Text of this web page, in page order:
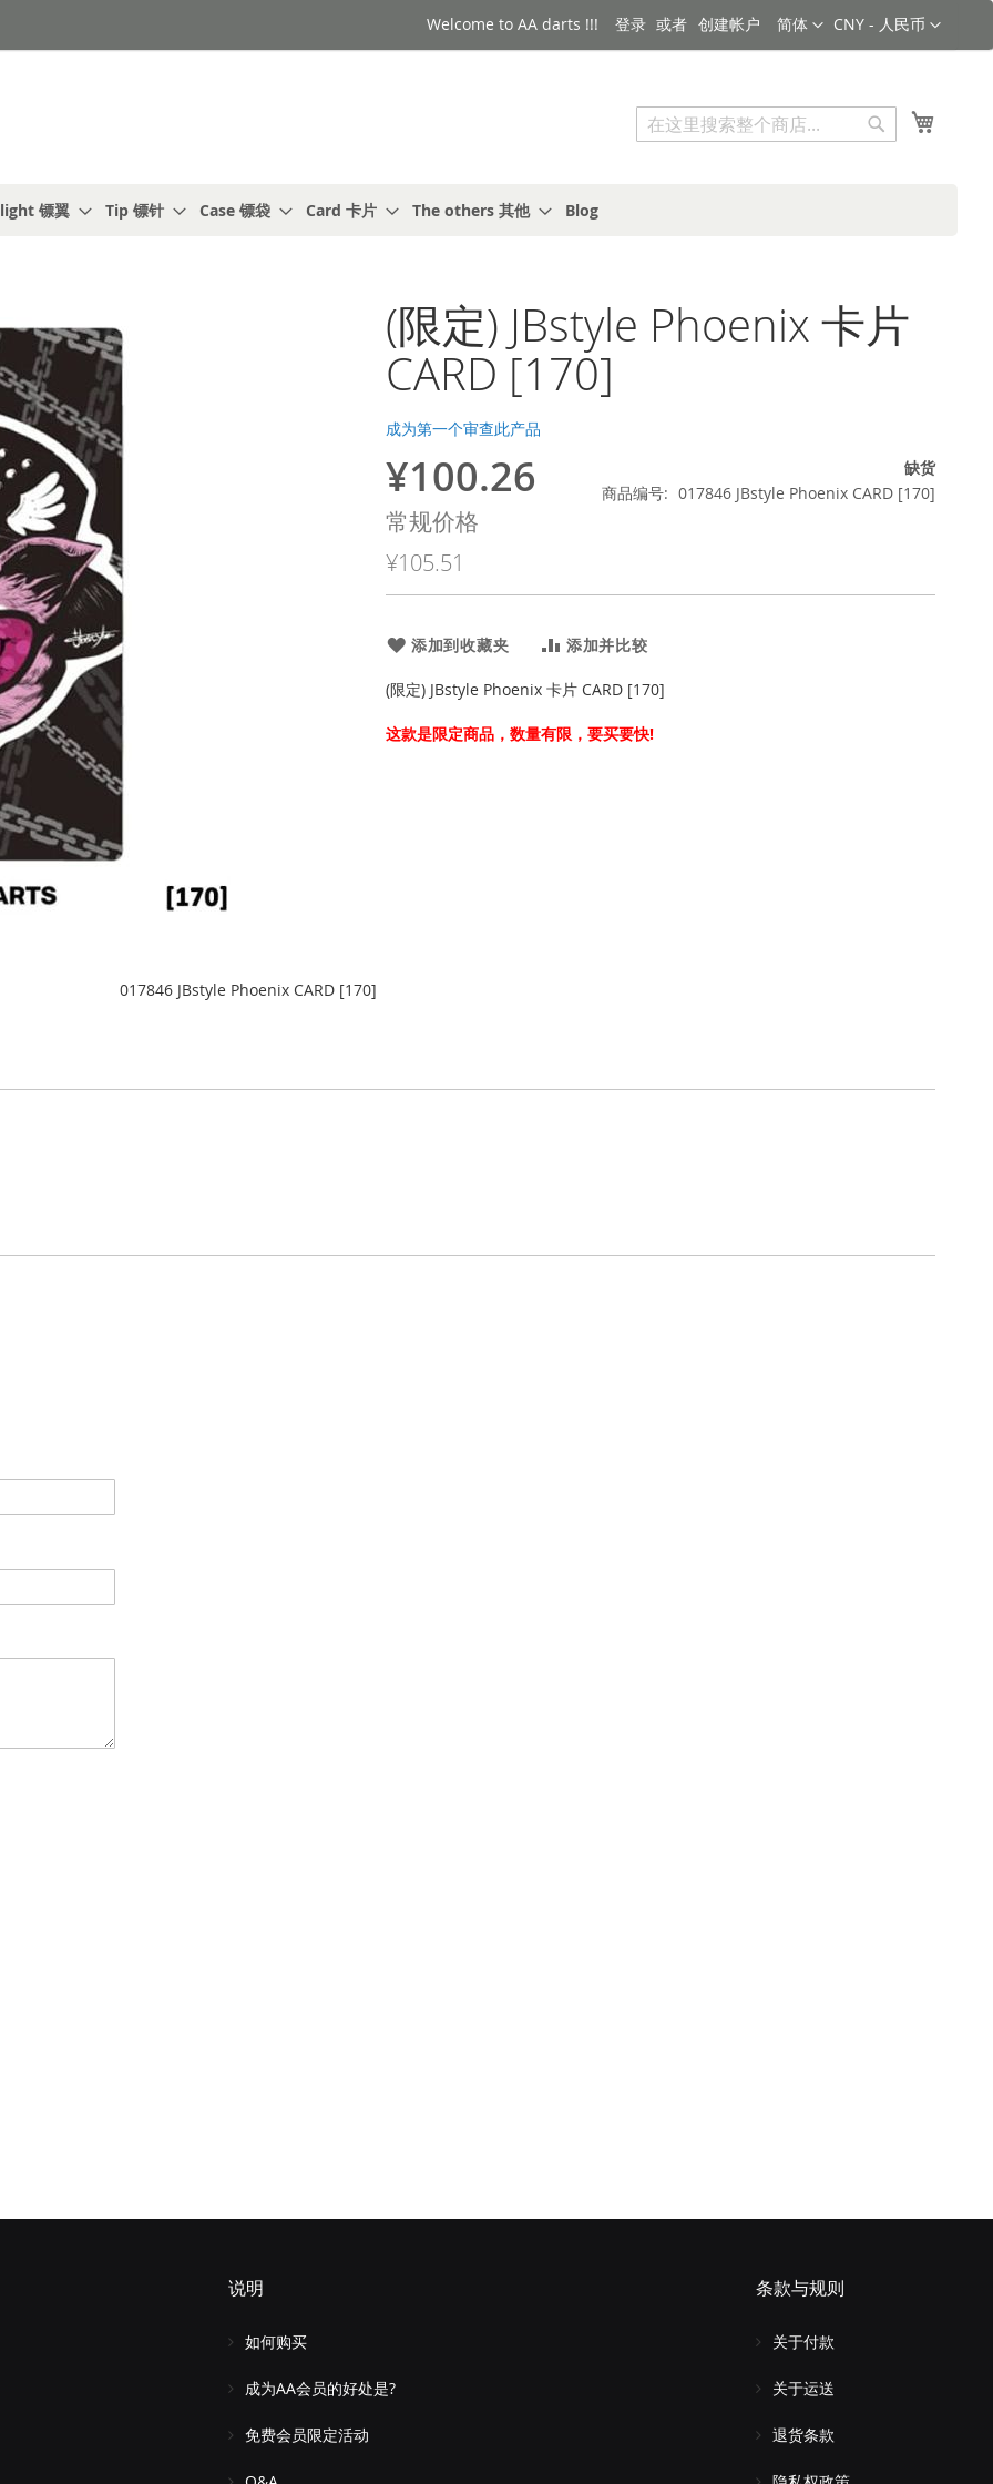
货币
CNY - 人民币
语言
简体
Welcome to AA darts !!! 登录 创建帐户
搜索
镖翼
Tip 镖针 Case 镖袋 Card 卡片 The others 其他 Blog
(限定) JBstyle Phoenix 卡片
CARD [170]
成为第一个审查此产品
特
殊
价
格
¥100.26
常规价格
¥105.51
缺货
商品编号
017846 JBstyle Phoenix CARD [170]
添加到收藏夹 添加并比较
(限定) JBstyle Phoenix 卡片 CARD [170]
这款是限定商品，数量有限，要买要快!
017846 JBstyle Phoenix CARD [170]
说明
如何购买
成为AA会员的好处是?
免费会员限定活动
条款与规则
关于付款
关于运送
退货条款